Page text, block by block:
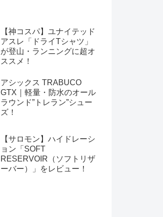
【神コスパ】ユナイテッド
アスレ「ドライTシャツ」
が登山・ランニングに超オ
ススメ！
アシックス TRABUCO
GTX｜軽量・防水のオール
ラウンド”トレラン”シュー
ズ！
【サロモン】ハイドレーシ
ョン「SOFT
RESERVOIR（ソフトリザ
ーバー）」をレビュー！